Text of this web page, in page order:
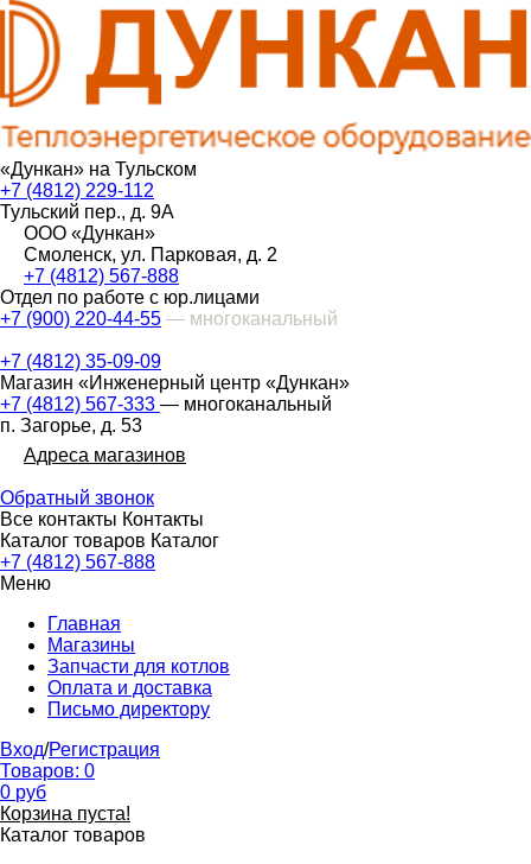
«Дункан» на Тульском
+7 (4812) 229-112
Тульский пер., д. 9А
ООО «Дункан»
Смоленск, ул. Парковая, д. 2
+7 (4812) 567-888
Отдел по работе с юр.лицами
+7 (900) 220-44-55 — многоканальный
+7 (4812) 35-09-09
Магазин «Инженерный центр «Дункан»
+7 (4812) 567-333 — многоканальный
п. Загорье, д. 53
Адреса магазинов
Обратный звонок
Все контакты Контакты
Каталог товаров Каталог
+7 (4812) 567-888
Меню
Главная
Магазины
Запчасти для котлов
Оплата и доставка
Письмо директору
Вход/Регистрация
Товаров: 0
0 руб
Корзина пуста!
Каталог товаров